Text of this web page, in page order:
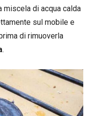
miscela di acqua calda
sul mobile e
di rimuoverla
.